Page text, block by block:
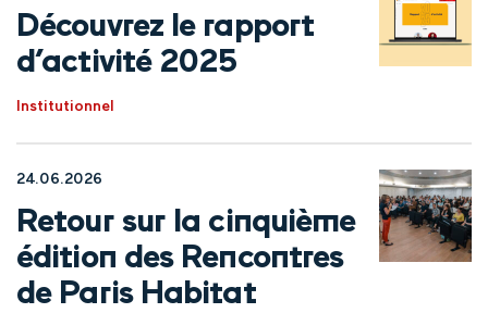
Découvrez le rapport
d’activité 2025
Institutionnel
24.06.2026
Retour sur la cinquième
édition des Rencontres
de Paris Habitat